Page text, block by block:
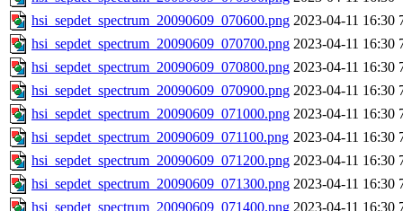
hsi_sepdet_spectrum_20090609_070600.png 2023-04-11 16:30
hsi_sepdet_spectrum_20090609_070700.png 2023-04-11 16:30
hsi_sepdet_spectrum_20090609_070800.png 2023-04-11 16:30
hsi_sepdet_spectrum_20090609_070900.png 2023-04-11 16:30
hsi_sepdet_spectrum_20090609_071000.png 2023-04-11 16:30
hsi_sepdet_spectrum_20090609_071100.png 2023-04-11 16:30
hsi_sepdet_spectrum_20090609_071200.png 2023-04-11 16:30
hsi_sepdet_spectrum_20090609_071300.png 2023-04-11 16:30
hsi_sepdet_spectrum_20090609_071400.png 2023-04-11 16:30